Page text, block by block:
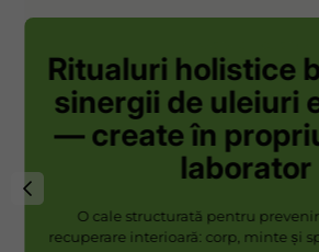
Uleiuri esențiale pure pentru o
sănătoasă
MAGAZIN